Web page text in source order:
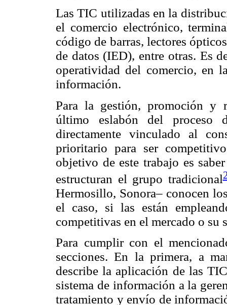
Las TIC utilizadas en la
el comercio electrónico,
código de barras, lectores
de datos (IED), entre otras. Es
operatividad del comercio, en
información.
Para la gestión, promoción y
último eslabón del proceso
directamente vinculado al
prioritario para ser
objetivo de este trabajo es
estructuran el grupo tradicional
Hermosillo, Sonora– conocen
el caso, si las están
competitivas en el mercado o su
Para cumplir con el
secciones. En la primera, a
describe la aplicación de las
sistema de información a la
tratamiento y envío de